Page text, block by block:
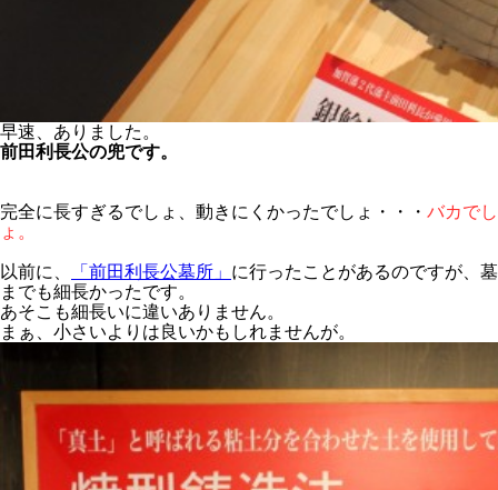
早速、ありました。
前田利長公の兜です。
完全に長すぎるでしょ、動きにくかったでしょ・・・ バカでし
ょ。
以前に、 「前田利長公墓所」 に行ったことがあるのですが、墓
までも細長かったです。
あそこも細長いに違いありません。
まぁ、小さいよりは良いかもしれませんが。